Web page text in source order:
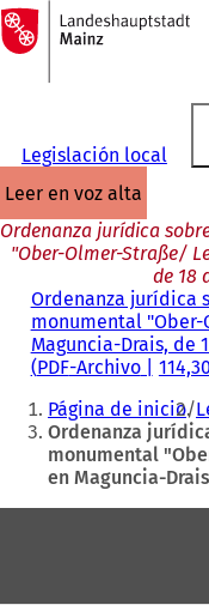
Saltar al contenido
A
la
página
Legislación local
leer en voz alta
Ordenanza jurídica
"Ober-Olmer-Straße/
de 18
Ordenanza jurídica
monumental
Maguncia-Drais, de
PDF-Archivo
Estás
aquí:
Página de inicio
Ordenanza
monumental
en Maguncia-